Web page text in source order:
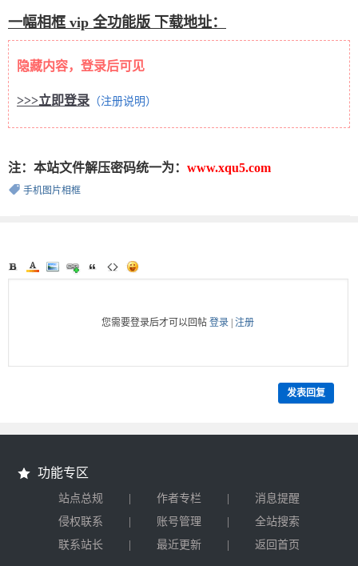
一幅相框 vip 全功能版 下载地址：
隐藏内容，登录后可见
>>>立即登录 （注册说明）
注：本站文件解压密码统一为： www.xqu5.com
手机图片相框
您需要登录后才可以回帖登录 |注册
发表回复
功能专区
站点总规 | 作者专栏 |
消息提醒
侵权联系
| 账号管理 |
全站搜索
联系站长
| 最近更新 | 返回首页